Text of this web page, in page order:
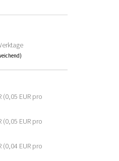
(0,05 EUR pro
(0,05 EUR pro
(0,04 EUR pro